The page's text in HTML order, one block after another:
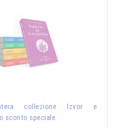
collezione Izvor e
sconto speciale.